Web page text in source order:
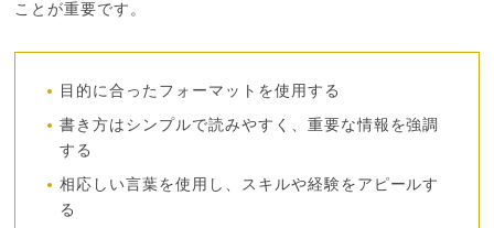
ことが重要です。
目的に合ったフォーマットを使用する
書き方はシンプルで読みやすく、重要な情報を強調
する
相応しい言葉を使用し、スキルや経験をアピールす
る